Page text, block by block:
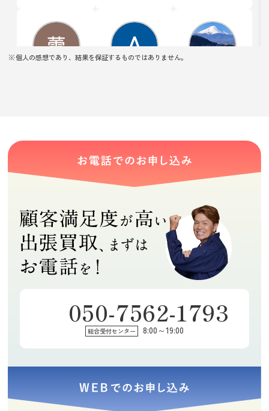
くださってあり
す。できるもの
できないものも
(Googleのクチコミか
09:06
0
明していただき
います！
ら引用)
16:15
形を買い取り依
もらいました
が、値段が付か
ですが、買い取
りしてもらえま
した。担当の方
もすごく良い感
じの方で、丁寧
にご説明して頂
いしようと思い
ます。
(Googleのクチコミか
19:33
1
たらりらりん
素早く丁寧で気
た。ありがとう
ございました！
momoe
★★★★★
訪問買取に来て
定士の豊富な知
まり
引っ越しで不用
いしました。期
限内に全て引き
個人の感想であり、結果を保証するものではありません。
050-7562-1793
総合受付センター 8:00～19:00